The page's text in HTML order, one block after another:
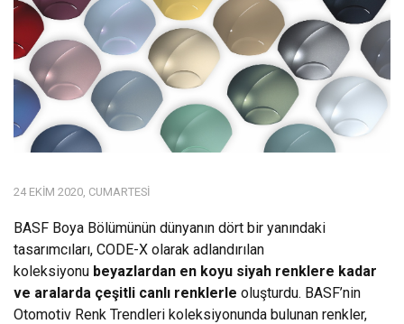
24 EKIM 2020, CUMARTESI
BASF Boya Bölümünün dünyanın dört bir yanındaki
tasarımcıları, CODE-X olarak adlandırılan
koleksiyonu beyazlardan en koyu siyah renklere kadar
ve aralarda çeşitli canlı renklerle oluşturdu. BASF’nin
Otomotiv Renk Trendleri koleksiyonunda bulunan renkler,